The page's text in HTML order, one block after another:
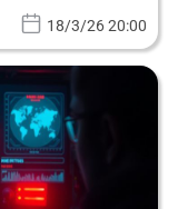
18/3/26 20:00